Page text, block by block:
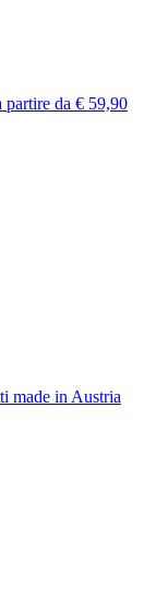
partire da € 59,90
made in Austria